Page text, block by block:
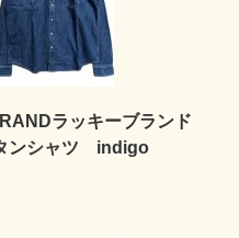
ラッキーブランド
ンシャツ indigo